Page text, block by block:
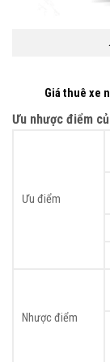
Giá thuê xe
Ưu nhược điểm
Ưu điểm
Nhược điểm